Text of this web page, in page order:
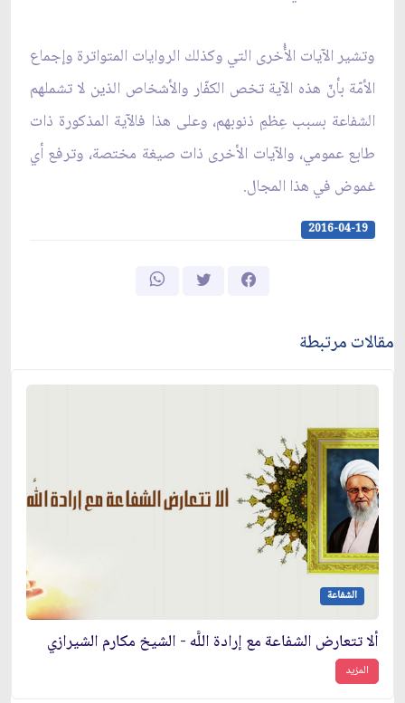
وتشير الآيات الأُخرى‏ التي وكذلك الروايات المتواترة وإجماع
الأمّة بأنّ هذه الآية تخص الكفّار والأشخاص الذين لا تشملهم
الشفاعة بسبب عِظمِ ذنوبهم، وعلى‏ هذا فالآية المذكورة ذات
طابع عمومي، والآيات الأخرى‏ ذات صيغة مختصة، وترفع أي
غموض في هذا المجال.
2016-04-19
مقالات مرتبطة
الشفاعة
ألا تتعارض الشفاعة مع إرادة اللَّه - الشيخ مكارم الشيرازي
المزيد